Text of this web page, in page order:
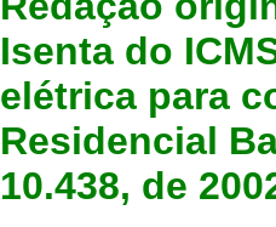
Isenta do
elétrica para
Residencial
10.438, de